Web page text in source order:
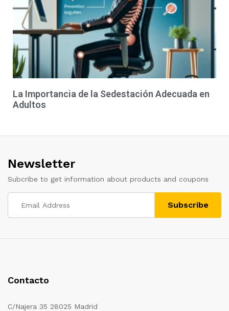
La Importancia de la Sedestación Adecuada en
Adultos
Newsletter
Subcribe to get information about products and coupons
Contacto
C/Najera 35 28025 Madrid